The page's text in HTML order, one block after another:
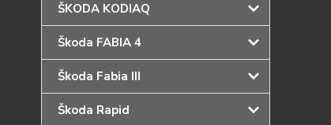
ŠKODA KODIAQ
Škoda FABIA 4
Škoda Fabia III
Škoda Rapid